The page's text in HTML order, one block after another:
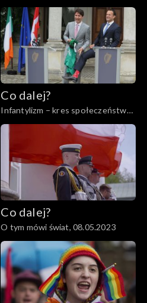
30.05.2023
Co dalej?
Infantylizm – kres społeczeństwa
obywatelskiego, 18.05.2023
Co dalej?
O tym mówi świat, 08.05.2023